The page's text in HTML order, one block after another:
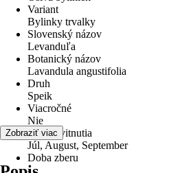
Variant
Bylinky trvalky
Slovenský názov
Levanduľa
Botanický názov
Lavandula angustifolia
Druh
Speik
Viacročné
Nie
Doba kvitnutia
Júl, August, September
Doba zberu
-
Zobraziť viac